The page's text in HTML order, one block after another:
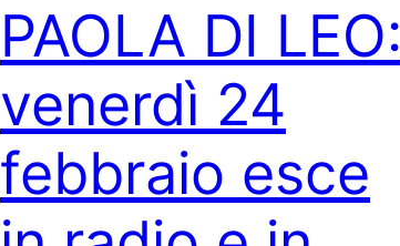
PAOLA DI LEO:
venerdì 24
febbraio esce